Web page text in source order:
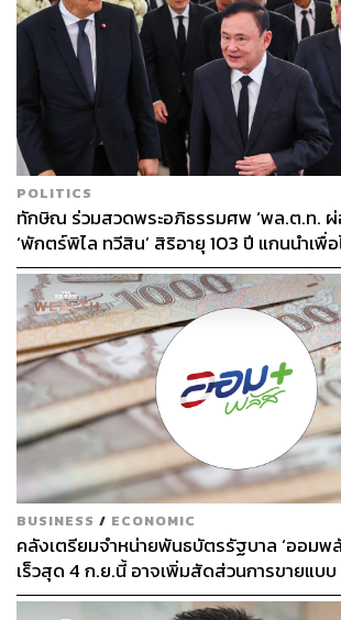
POLITICS
ทักษิณ ร่วมสวดพระอภิธรรมศพ ‘พล.ต.ท. ผ่
‘พักตร์พิไล ทวีสิน’ สิริอายุ 103 ปี แกนนำเพื่
หลากวงการร่วมอาลัย
BUSINESS / ECONOMIC
คลังเตรียมจำหน่ายพันธบัตรรัฐบาล ‘ออมพ
เร็วสุด 4 ก.ย.นี้ อาจเพิ่มสัดส่วนการขายแบ
First มากขึ้น